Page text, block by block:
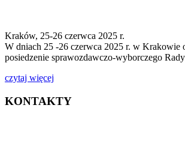
Kraków, 25-26 czerwca 2025 r.
W dniach 25 -26 czerwca 2025 r. w Krakowie
posiedzenie sprawozdawczo-wyborczego
czytaj więcej
KONTAKTY